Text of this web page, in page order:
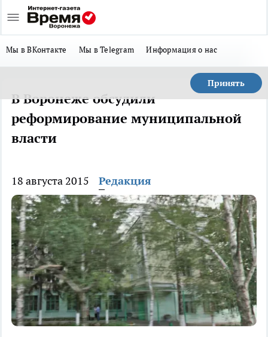
Мы в ВКонтакте Мы в Telegram Информация о нас
Принять
В Воронеже обсудили
реформирование муниципальной
власти
18 августа 2015 Редакция